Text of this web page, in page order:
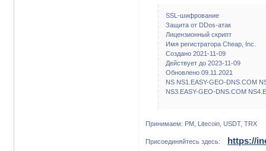
SSL-шифрование
Защита от DDos-атак
Лицензионный скрипт
Имя регистратора Cheap, Inc.
Создано 2021-11-09
Действует до 2023-11-09
Обновлено 09.11.2021
NS NS1.EASY-GEO-DNS.COM
NS3.EASY-GEO-DNS.COM
Принимаем: PM, Litecoin, USDT, TRX
Присоединяйтесь здесь: https://